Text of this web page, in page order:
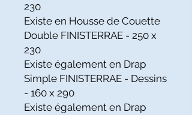
230
Existe en Housse de Couette
Double FINISTERRAE - 250 x
230
Existe également en Drap
Simple FINISTERRAE - Dessins
- 160 x 290
Existe également en Drap